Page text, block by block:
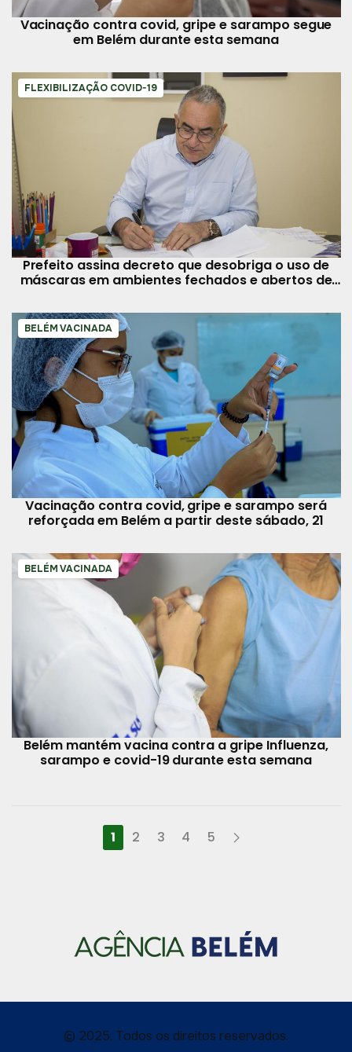
Vacinação contra covid, gripe e sarampo segue
em Belém durante esta semana
FLEXIBILIZAÇÃO COVID-19
Prefeito assina decreto que desobriga o uso de
máscaras em ambientes fechados e abertos de
BELÉM VACINADA
Vacinação contra covid, gripe e sarampo será
reforçada em Belém a partir deste sábado, 21
BELÉM VACINADA
Belém mantém vacina contra a gripe Influenza,
sarampo e covid-19 durante esta semana
1 2 3 4 5
© 2025, Todos os direitos reservados.